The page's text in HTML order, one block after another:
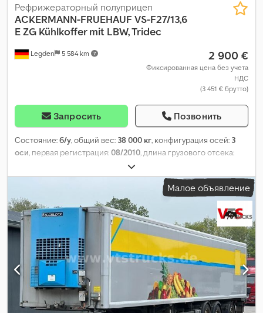
Legden 5 584 km
Рефрижераторный полуприцеп
ACKERMANN-FRUEHAUF VS-F27/13,6
E ZG Kühlkoffer mit LBW, Tridec
2 900 €
Фиксированная цена без учета
НДС
(3 451 € брутто)
Запросить Позвонить
Состояние:б/у, общий вес: 38 000 кг, конфигурация осей: 3
оси , первая регистрация:08/2010 , длина грузового отсека:
, ширина пространства для загрузки:
высота грузового отсека:2 250 мм, общая ширина:2 600 мм,
, Оборудование: ABS,
Малое объявление